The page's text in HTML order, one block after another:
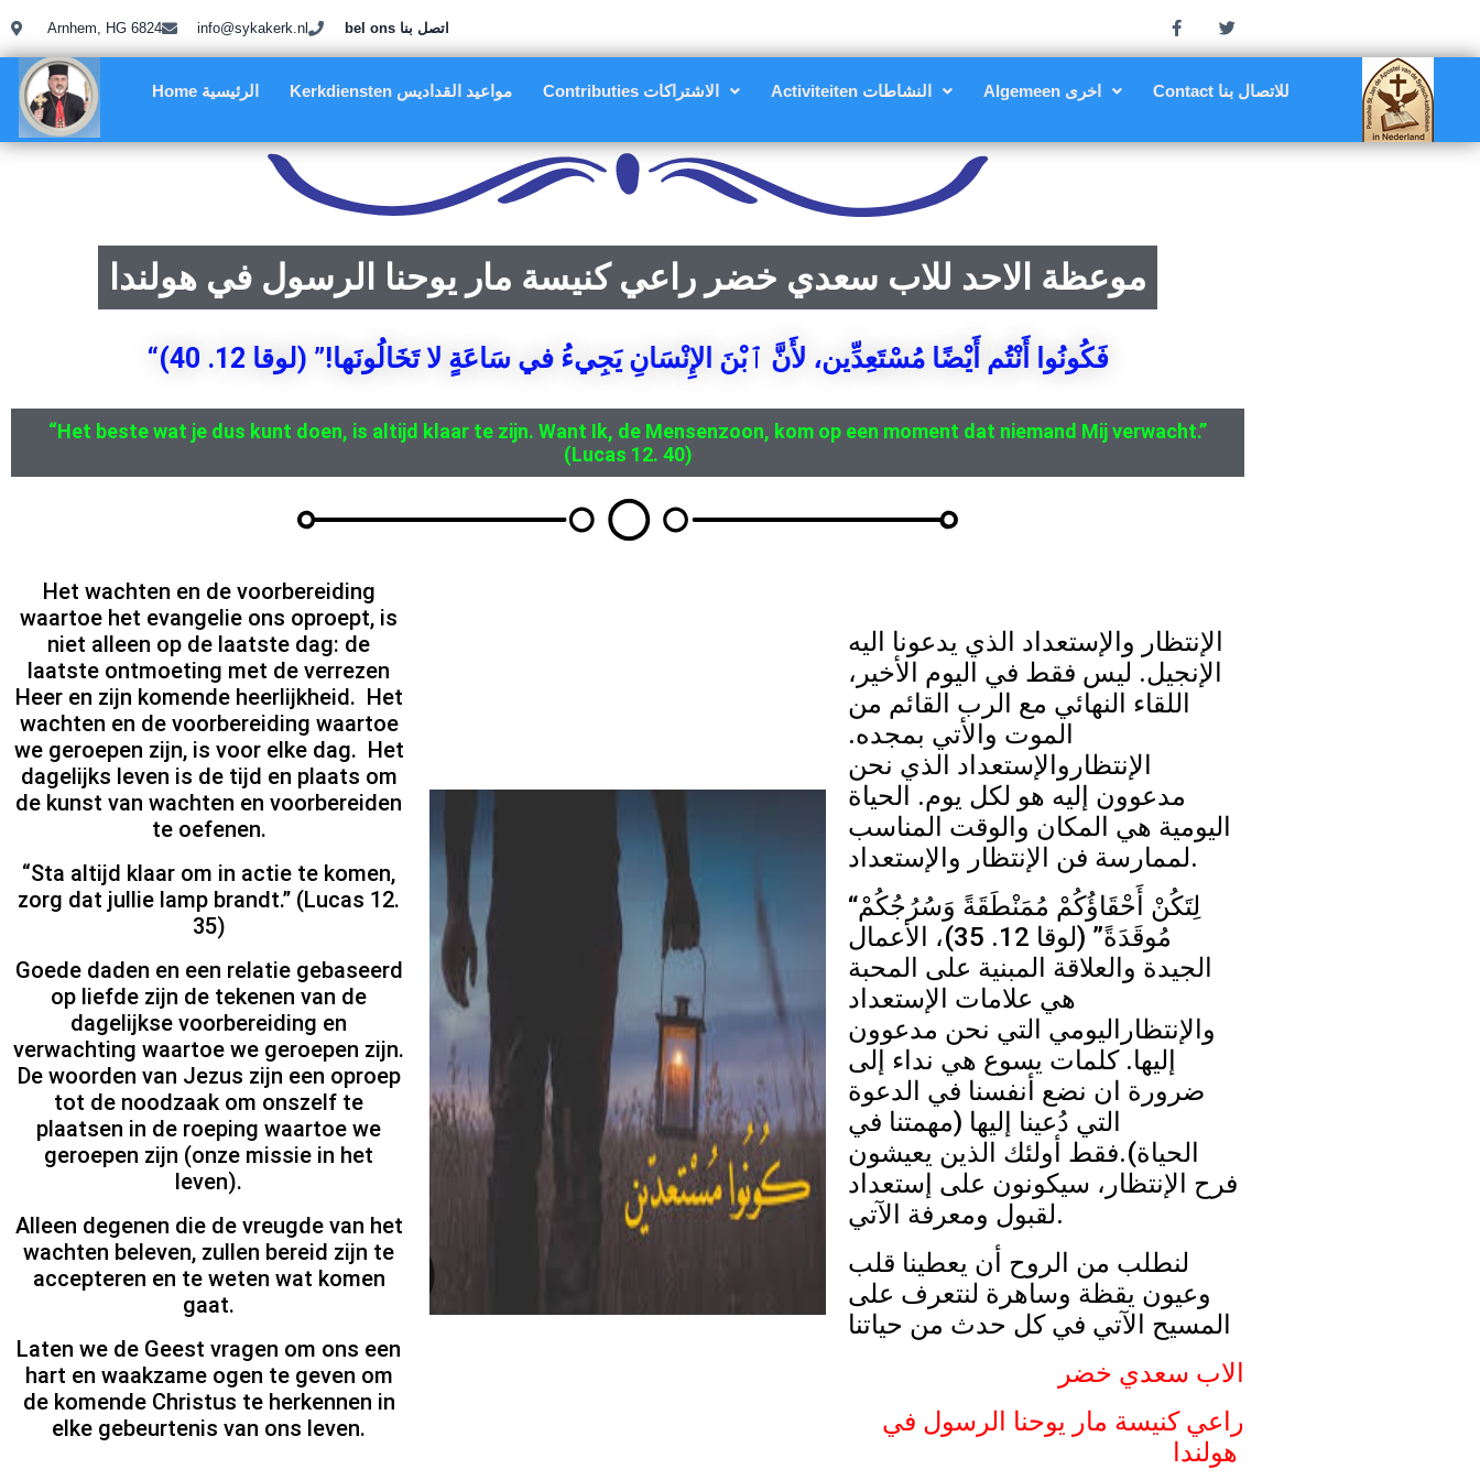
Arnhem, HG 6824 info@sykakerk.nl bel ons اتصل بنا
Home الرئيسية Kerkdiensten مواعيد القداديس Contributies الاشتراكات Activiteiten النشاطات Algemeen اخرى Contact للاتصال بنا
موعظة الاحد للاب سعدي خضر راعي كنيسة مار يوحنا الرسول في هولندا
“فَكُونُوا أَنْتُم أَيْضًا مُسْتَعِدِّين، لأَنَّ ٱبْنَ الإِنْسَانِ يَجِيءُ في سَاعَةٍ لا تَخَالُونَها!” (لوقا 12. 40)
“Het beste wat je dus kunt doen, is altijd klaar te zijn. Want Ik, de Mensenzoon, kom op een moment dat niemand Mij verwacht.”
(Lucas 12. 40)
Het wachten en de voorbereiding
waartoe het evangelie ons oproept, is
niet alleen op de laatste dag: de
laatste ontmoeting met de verrezen
Heer en zijn komende heerlijkheid. Het
wachten en de voorbereiding waartoe
we geroepen zijn, is voor elke dag. Het
dagelijks leven is de tijd en plaats om
de kunst van wachten en voorbereiden
te oefenen.
“Sta altijd klaar om in actie te komen,
zorg dat jullie lamp brandt.” (Lucas 12.
35)
Goede daden en een relatie gebaseerd
op liefde zijn de tekenen van de
dagelijkse voorbereiding en
verwachting waartoe we geroepen zijn.
De woorden van Jezus zijn een oproep
tot de noodzaak om onszelf te
plaatsen in de roeping waartoe we
geroepen zijn (onze missie in het
leven).
Alleen degenen die de vreugde van het
wachten beleven, zullen bereid zijn te
accepteren en te weten wat komen
gaat.
Laten we de Geest vragen om ons een
hart en waakzame ogen te geven om
de komende Christus te herkennen in
elke gebeurtenis van ons leven.
الإنتظار والإستعداد الذي يدعونا اليه
الإنجيل. ليس فقط في اليوم الأخير،
اللقاء النهائي مع الرب القائم من
الموت والأتي بمجده.
الإنتظاروالإستعداد الذي نحن
مدعوون إليه هو لكل يوم. الحياة
اليومية هي المكان والوقت المناسب
لممارسة فن الإنتظار والإستعداد.
“لِتَكُنْ أَحْقَاؤُكُمْ مُمَنْطَقَةً وَسُرُجُكُمْ
مُوقَدَةً” (لوقا 12. 35)، الأعمال
الجيدة والعلاقة المبنية على المحبة
هي علامات الإستعداد
والإنتظاراليومي التي نحن مدعوون
إليها. كلمات يسوع هي نداء إلى
ضرورة ان نضع أنفسنا في الدعوة
التي دُعينا إليها (مهمتنا في
الحياة).فقط أولئك الذين يعيشون
فرح الإنتظار، سيكونون على إستعداد
لقبول ومعرفة الآتي.
لنطلب من الروح أن يعطينا قلب
وعيون يقظة وساهرة لنتعرف على
المسيح الآتي في كل حدث من حياتنا
الاب سعدي خضر
راعي كنيسة مار يوحنا الرسول في
هولندا